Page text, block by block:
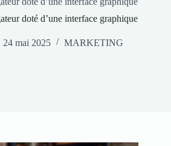
doté d’une interface graphique
24 mai 2025 MARKETING